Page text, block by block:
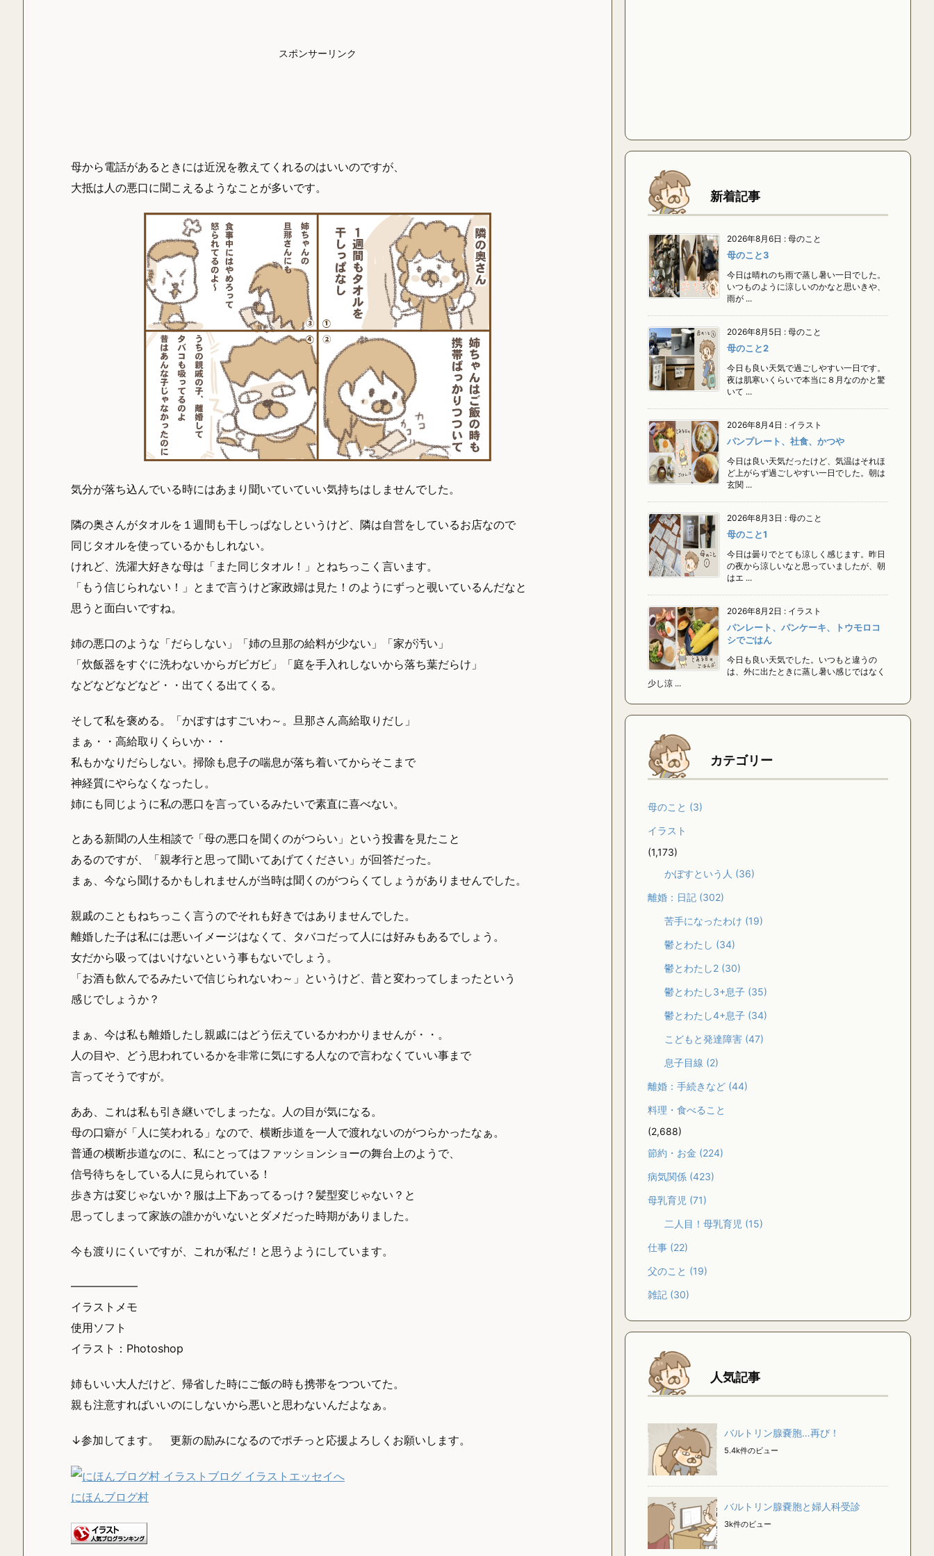
スポンサーリンク
母から電話があるときには近況を教えてくれるのはいいのですが、
大抵は人の悪口に聞こえるようなことが多いです。
気分が落ち込んでいる時にはあまり聞いていていい気持ちはしませんでした。
隣の奥さんがタオルを１週間も干しっぱなしというけど、隣は自営をしているお店なので
同じタオルを使っているかもしれない。
けれど、洗濯大好きな母は「また同じタオル！」とねちっこく言います。
「もう信じられない！」とまで言うけど家政婦は見た！のようにずっと覗いているんだなと
思うと面白いですね。
姉の悪口のような「だらしない」「姉の旦那の給料が少ない」「家が汚い」
「炊飯器をすぐに洗わないからガビガビ」「庭を手入れしないから落ち葉だらけ」
などなどなどなど・・出てくる出てくる。
そして私を褒める。「かぼすはすごいわ～。旦那さん高給取りだし」
まぁ・・高給取りくらいか・・
私もかなりだらしない。掃除も息子の喘息が落ち着いてからそこまで
神経質にやらなくなったし。
姉にも同じように私の悪口を言っているみたいで素直に喜べない。
とある新聞の人生相談で「母の悪口を聞くのがつらい」という投書を見たこと
あるのですが、「親孝行と思って聞いてあげてください」が回答だった。
まぁ、今なら聞けるかもしれませんが当時は聞くのがつらくてしょうがありませんでした。
親戚のこともねちっこく言うのでそれも好きではありませんでした。
離婚した子は私には悪いイメージはなくて、タバコだって人には好みもあるでしょう。
女だから吸ってはいけないという事もないでしょう。
「お酒も飲んでるみたいで信じられないわ～」というけど、昔と変わってしまったという
感じでしょうか？
まぁ、今は私も離婚したし親戚にはどう伝えているかわかりませんが・・。
人の目や、どう思われているかを非常に気にする人なので言わなくていい事まで
言ってそうですが。
ああ、これは私も引き継いでしまったな。人の目が気になる。
母の口癖が「人に笑われる」なので、横断歩道を一人で渡れないのがつらかったなぁ。
普通の横断歩道なのに、私にとってはファッションショーの舞台上のようで、
信号待ちをしている人に見られている！
歩き方は変じゃないか？服は上下あってるっけ？髪型変じゃない？と
思ってしまって家族の誰かがいないとダメだった時期がありました。
今も渡りにくいですが、これが私だ！と思うようにしています。
——————
イラストメモ
使用ソフト
イラスト：Photoshop
姉もいい大人だけど、帰省した時にご飯の時も携帯をつついてた。
親も注意すればいいのにしないから悪いと思わないんだよなぁ。
↓参加してます。 更新の励みになるのでポチっと応援よろしくお願いします。
にほんブログ村
新着記事
2026年8月6日 : 母のこと
母のこと3
今日は晴れのち雨で蒸し暑い一日でした。
いつものように涼しいのかなと思いきや、
雨が ...
2026年8月5日 : 母のこと
母のこと2
今日も良い天気で過ごしやすい一日です。
夜は肌寒いくらいで本当に８月なのかと驚
いて ...
2026年8月4日 : イラスト
パンプレート、社食、かつや
今日は良い天気だったけど、気温はそれほ
ど上がらず過ごしやすい一日でした。朝は
玄関 ...
2026年8月3日 : 母のこと
母のこと1
今日は曇りでとても涼しく感じます。昨日
の夜から涼しいなと思っていましたが、朝
はエ ...
2026年8月2日 : イラスト
パンレート、パンケーキ、トウモロコ
シでごはん
今日も良い天気でした。いつもと違うの
は、外に出たときに蒸し暑い感じではなく
少し涼 ...
カテゴリー
母のこと (3)
イラスト
(1,173)
かぼすという人 (36)
離婚：日記 (302)
苦手になったわけ (19)
鬱とわたし (34)
鬱とわたし2 (30)
鬱とわたし3+息子 (35)
鬱とわたし4+息子 (34)
こどもと発達障害 (47)
息子目線 (2)
離婚：手続きなど (44)
料理・食べること
(2,688)
節約・お金 (224)
病気関係 (423)
母乳育児 (71)
二人目！母乳育児 (15)
仕事 (22)
父のこと (19)
雑記 (30)
人気記事
バルトリン腺嚢胞…再び！
5.4k件のビュー
バルトリン腺嚢胞と婦人科受診
3k件のビュー